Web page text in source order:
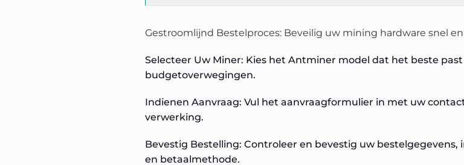
Gestroomlijnd Bestelproces: Beveilig uw mining hardware snel
Selecteer Uw Miner: Kies het Antminer model dat het beste
budgetoverwegingen.
Indienen Aanvraag: Vul het aanvraagformulier in met uw
verwerking.
Bevestig Bestelling: Controleer en bevestig uw
en betaalmethode.